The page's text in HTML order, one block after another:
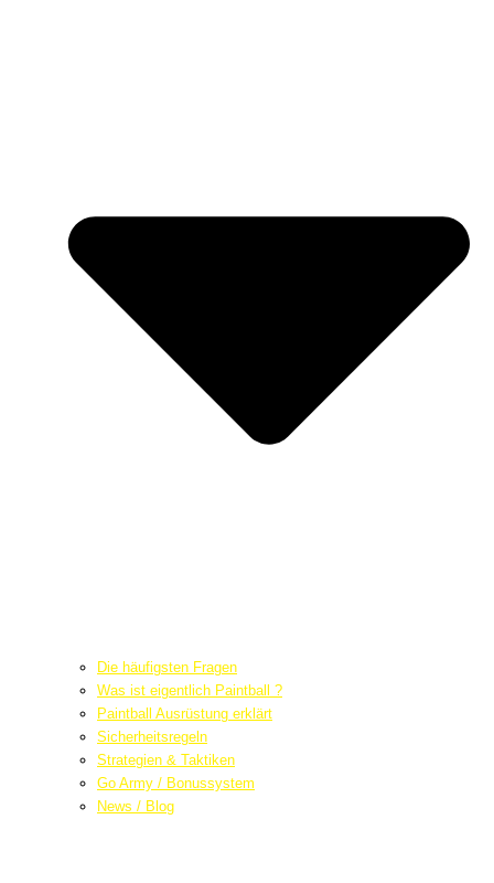
Die häufigsten Fragen
Was ist eigentlich Paintball ?
Paintball Ausrüstung erklärt
Sicherheitsregeln
Strategien & Taktiken
Go Army / Bonussystem
News / Blog